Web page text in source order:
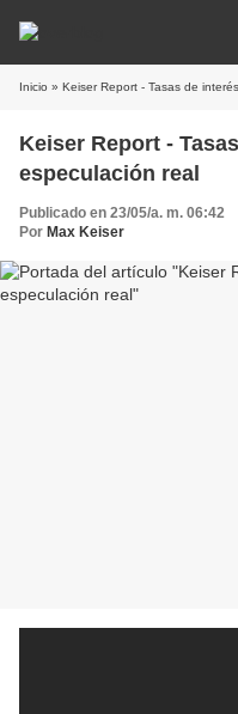
Inicio » Keiser Report - Tasas de
Keiser Report -
especulación real
Publicado en 23/05/a. m. 06:42
Por Max Keiser